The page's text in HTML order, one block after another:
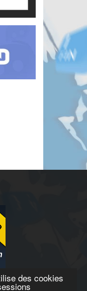
des cookies